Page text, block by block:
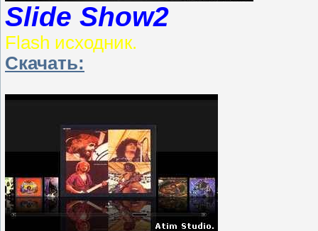
Slide Show2
Flash исходник.
Скачать: